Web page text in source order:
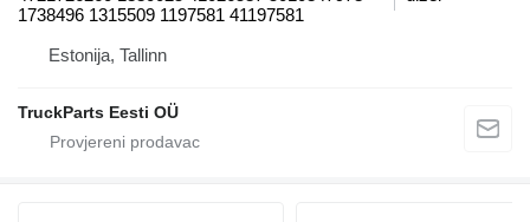
1738496 1315509 1197581 41197581
Estonija, Tallinn
TruckParts Eesti OÜ